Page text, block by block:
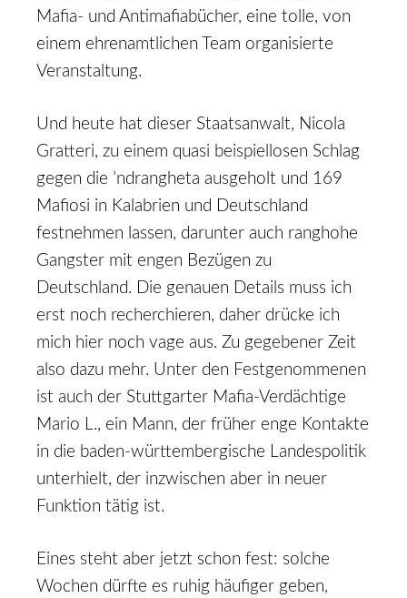
Mafia- und Antimafiabücher, eine tolle, von
einem ehrenamtlichen Team organisierte
Veranstaltung.
Und heute hat dieser Staatsanwalt, Nicola
Gratteri, zu einem quasi beispiellosen Schlag
gegen die ’ndrangheta ausgeholt und 169
Mafiosi in Kalabrien und Deutschland
festnehmen lassen, darunter auch ranghohe
Gangster mit engen Bezügen zu
Deutschland. Die genauen Details muss ich
erst noch recherchieren, daher drücke ich
mich hier noch vage aus. Zu gegebener Zeit
also dazu mehr. Unter den Festgenommenen
ist auch der Stuttgarter Mafia-Verdächtige
Mario L., ein Mann, der früher enge Kontakte
in die baden-württembergische Landespolitik
unterhielt, der inzwischen aber in neuer
Funktion tätig ist.
Eines steht aber jetzt schon fest: solche
Wochen dürfte es ruhig häufiger geben,